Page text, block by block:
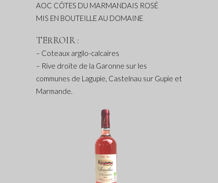
AOC CÔTES DU MARMANDAIS ROSÉ
MIS EN BOUTEILLE AU DOMAINE
TERROIR :
– Coteaux argilo-calcaires
– Rive droite de la Garonne sur les
communes de Lagupie, Castelnau sur Gupie et
Marmande.